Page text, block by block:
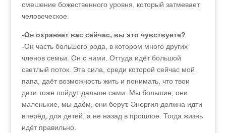
смешение божественного уровня, который затмевает
человеческое.
-Он охраняет вас сейчас, вы это чувствуете?
-Он часть большого рода, в котором много других
членов семьи. Он с ними. Оттуда идёт большой
светлый поток. Эта сила, среди которой сейчас мой
папа, даёт возможность жить и понимать, что твои
дети тоже пойдут дальше сами. Мы большие, они
маленькие, мы даём, они берут. Энергия должна идти
вперёд, для детей, а не назад в прошлое. Тогда жизнь
идёт правильно.